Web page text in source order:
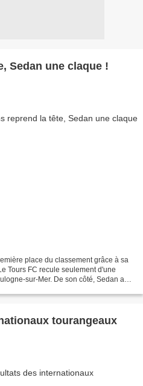
Sedan une claque !
place du classement grâce à sa
Tours FC recule seulement d'une
sur-Mer. De son côté, Sedan a
tourangeaux